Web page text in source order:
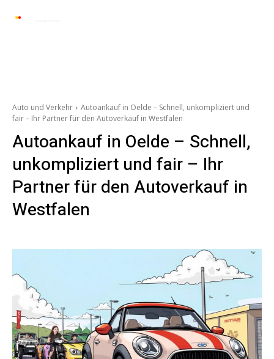
Auto und Verkehr
Autoankauf in Oelde – Schnell, unkompliziert und
fair – Ihr Partner für den Autoverkauf in Westfalen
Autoankauf in Oelde – Schnell,
unkompliziert und fair – Ihr
Partner für den Autoverkauf in
Westfalen